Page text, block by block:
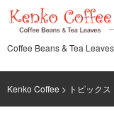
Coffee Beans & Tea Leaves
Kenko Coffee > トピックス